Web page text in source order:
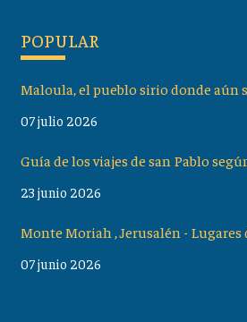
POPULAR
Maloula, el pueblo sirio donde aún
07 julio 2026
Guía de los viajes de san Pablo
23 junio 2026
Monte Moriah , Jerusalén - Lugares
07 junio 2026